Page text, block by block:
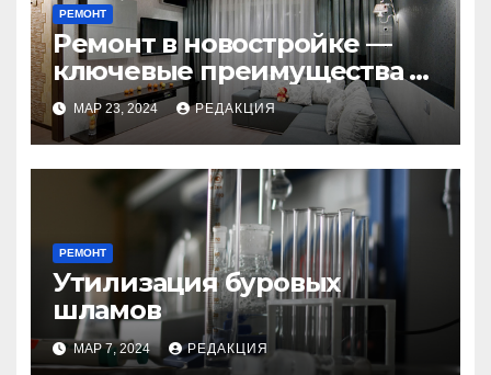
РЕМОНТ
Ремонт в новостройке —
ключевые преимущества и
недостатки под
руководством специалиста
МАР 23, 2024 РЕДАКЦИЯ
РЕМОНТ
Утилизация буровых
шламов
МАР 7, 2024 РЕДАКЦИЯ